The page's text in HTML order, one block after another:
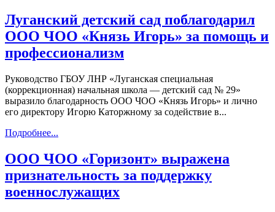
Луганский детский сад поблагодарил
ООО ЧОО «Князь Игорь» за помощь и
профессионализм
Руководство ГБОУ ЛНР «Луганская специальная
(коррекционная) начальная школа — детский сад № 29»
выразило благодарность ООО ЧОО «Князь Игорь» и лично
его директору Игорю Каторжному за содействие в...
Подробнее...
ООО ЧОО «Горизонт» выражена
признательность за поддержку
военнослужащих